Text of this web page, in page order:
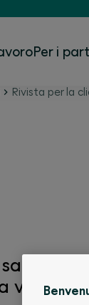
Per i
Rivista per la
a
vita